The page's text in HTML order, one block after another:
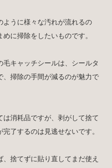
ように様々な汚れが流れるの
に掃除をしたいものです。
キャッチシールは、シールタ
、掃除の手間が減るのが魅力で
消耗品ですが、剥がして捨て
了するのは見逃せないです。
捨てずに貼り直してまだ使え